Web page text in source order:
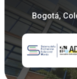
Bogotá,